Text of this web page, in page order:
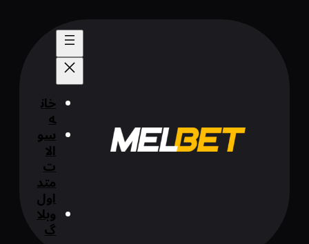
خان
ه
سو
الا
ت
متد
اول
وبلا
گ